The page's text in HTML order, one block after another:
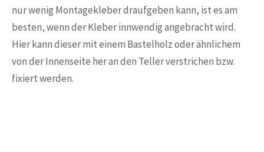
nur wenig Montagekleber draufgeben kann, ist es am
besten, wenn der Kleber innwendig angebracht wird.
Hier kann dieser mit einem Bastelholz oder ähnlichem
von der Innenseite her an den Teller verstrichen bzw.
fixiert werden.